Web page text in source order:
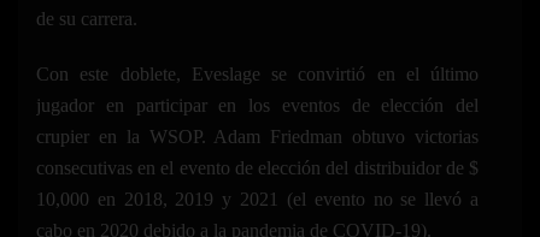
de su carrera.
Con este doblete, Eveslage se convirtió en el último
jugador en participar en los eventos de elección del
crupier en la WSOP. Adam Friedman obtuvo victorias
consecutivas en el evento de elección del distribuidor de $
10,000 en 2018, 2019 y 2021 (el evento no se llevó a
cabo en 2020 debido a la pandemia de COVID-19).